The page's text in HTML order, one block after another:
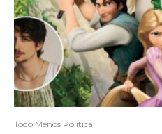
Todo Menos Política